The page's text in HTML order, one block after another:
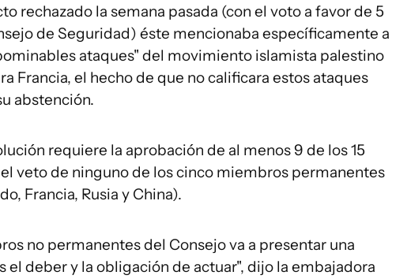
rechazado la semana pasada (con el voto a favor de 5
de Seguridad) éste mencionaba específicamente a
ataques" del movimiento islamista palestino
Francia, el hecho de que no calificara estos ataques
abstención.
requiere la aprobación de al menos 9 de los 15
veto de ninguno de los cinco miembros permanentes
Francia, Rusia y China).
no permanentes del Consejo va a presentar una
el deber y la obligación de actuar", dijo la embajadora